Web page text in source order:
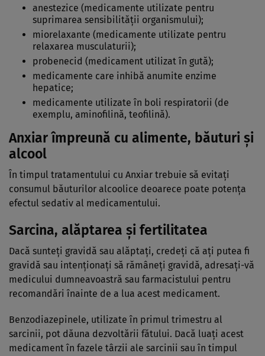
anestezice (medicamente utilizate pentru
suprimarea sensibilităţii organismului);
miorelaxante (medicamente utilizate pentru
relaxarea musculaturii);
probenecid (medicament utilizat în gută);
medicamente care inhibă anumite enzime
hepatice;
medicamente utilizate în boli respiratorii (de
exemplu, aminofilină, teofilină).
Anxiar împreună cu alimente, băuturi și
alcool
În timpul tratamentului cu Anxiar trebuie să evitaţi
consumul băuturilor alcoolice deoarece poate potența
efectul sedativ al medicamentului.
Sarcina, alăptarea și fertilitatea
Dacă sunteţi gravidă sau alăptaţi, credeţi că aţi putea fi
gravidă sau intenţionaţi să rămâneţi gravidă, adresaţi-vă
medicului dumneavoastră sau farmacistului pentru
recomandări înainte de a lua acest medicament.
Benzodiazepinele, utilizate în primul trimestru al
sarcinii, pot dăuna dezvoltării fătului. Dacă luaţi acest
medicament în fazele târzii ale sarcinii sau în timpul